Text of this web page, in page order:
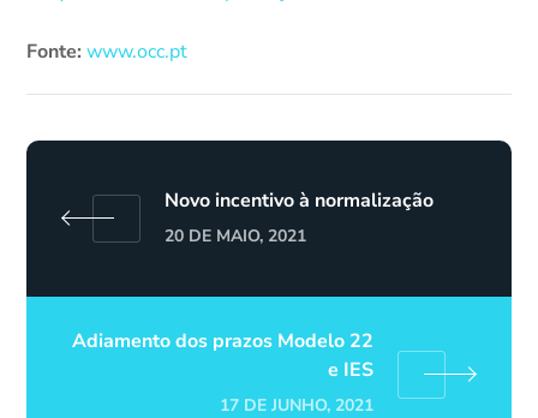
Fonte:www.occ.pt
Novo incentivo à normalização
20 DE MAIO, 2021
Adiamento dos prazos Modelo 22
e IES
17 DE JUNHO, 2021